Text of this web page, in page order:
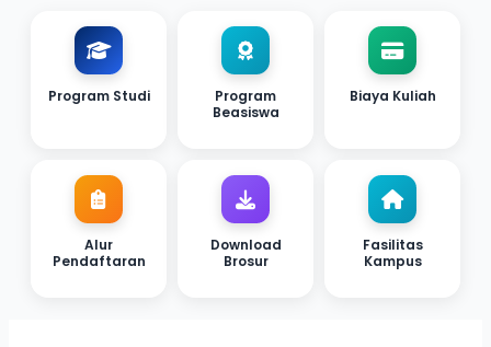
Program Studi
Program
Beasiswa
Biaya Kuliah
Alur
Pendaftaran
Download
Brosur
Fasilitas
Kampus